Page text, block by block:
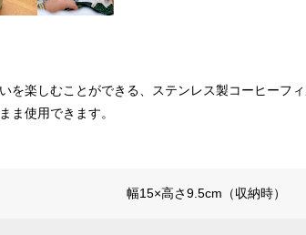
を楽しむことができる、ステンレス製コーヒーフィ
ま使用できます。
幅15×高さ9.5cm（収納時）